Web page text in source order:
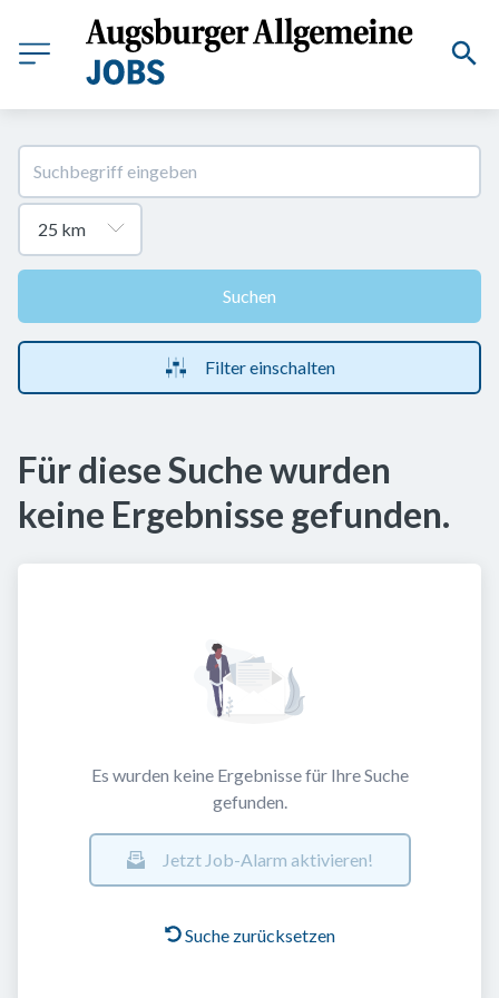
Suchen
Filter einschalten
Für diese Suche wurden
keine Ergebnisse gefunden.
Es wurden keine Ergebnisse für Ihre Suche
gefunden.
Jetzt Job-Alarm aktivieren!
Suche zurücksetzen